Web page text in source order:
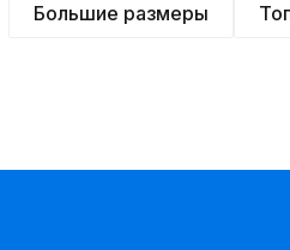
Большие размеры